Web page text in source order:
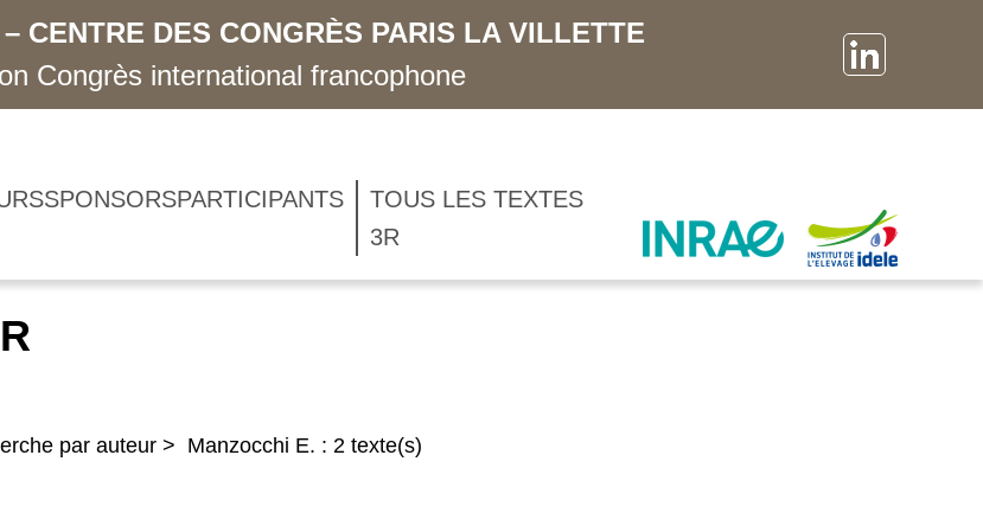
CENTRE DES CONGRÈS PARIS LA VILLETTE
Congrès international francophone
SPONSORSPARTICIPANTS
TOUS LES TEXTES
3R
par auteur > Manzocchi E. : 2 texte(s)